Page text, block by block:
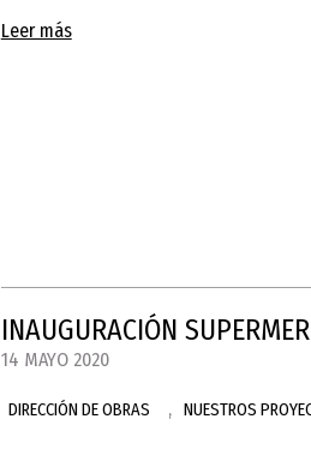
Leer más
INAUGURACIÓN
14 MAYO 2020
DIRECCIÓN DE OBRAS , NUESTROS